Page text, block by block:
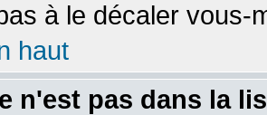
à le décaler vous-
haut
n'est pas dans la